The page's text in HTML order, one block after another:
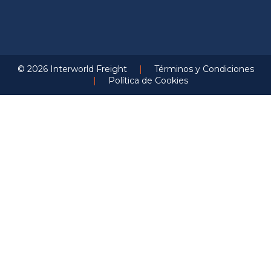
© 2026 Interworld Freight |
Términos y Condiciones
|
Política de Cookies